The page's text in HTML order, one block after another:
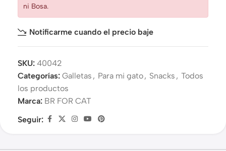
ni Bosa.
Notificarme cuando el precio baje
SKU: 40042
Categorías: Galletas , Para mi gato, Snacks , Todos
los productos
Marca: BR FOR CAT
Seguir: